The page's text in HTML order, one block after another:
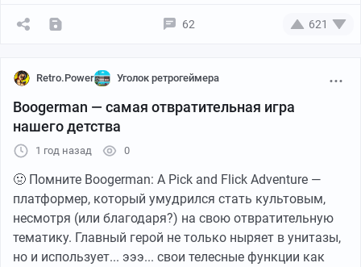
Aladdin, ещё один шедевр!
62 621
Retro.Power Уголок ретрогеймера
Boogerman — cамая отвратительная игра
нашего детства
1 год назад 0
🤢 Помните Boogerman: A Pick and Flick Adventure —
платформер, который умудрился стать культовым,
несмотря (или благодаря?) на свою отвратительную
тематику. Главный герой не только ныряет в унитазы,
но и использует... эээ... свои телесные функции как